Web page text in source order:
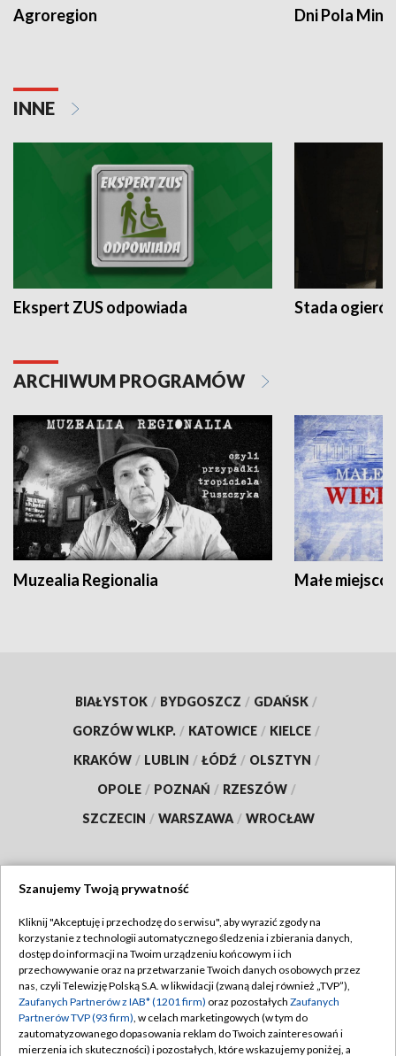
Agroregion Dni Pola
INNE
Ekspert ZUS odpowiada Stada
ARCHIWUM PROGRAMÓW
Muzealia Regionalia Małe
BIAŁYSTOK / BYDGOSZCZ / GDAŃSK /
GORZÓW WLKP. / KATOWICE / KIELCE /
KRAKÓW / LUBLIN / ŁÓDŹ / OLSZTYN /
OPOLE / POZNAŃ / RZESZÓW /
SZCZECIN / WARSZAWA / WROCŁAW
TVP
Abonament TVP
Emisja w TVP
Centrum informacji TVP
Regulamin TVP
Polityka prywatności
Moje zgody
Szanujemy Twoją prywatność
Kliknij "Akceptuję i przechodzę do serwisu", aby wyrazić zgody na
korzystanie z technologii automatycznego śledzenia i zbierania danych,
dostęp do informacji na Twoim urządzeniu końcowym i ich
przechowywanie oraz na przetwarzanie Twoich danych osobowych przez
nas, czyli Telewizję Polską S.A. w likwidacji (zwaną dalej również „TVP”),
Zaufanych Partnerów z IAB* (1201 firm) oraz pozostałych Zaufanych
Partnerów TVP (93 firm), w celach marketingowych (w tym do
zautomatyzowanego dopasowania reklam do Twoich zainteresowań i
mierzenia ich skuteczności) i pozostałych, które wskazujemy poniżej, a